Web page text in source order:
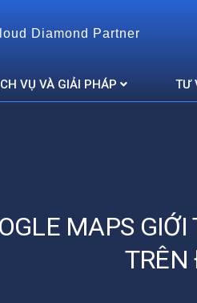
Diamond Partner
VỤ VÀ GIẢI PHÁP TƯ
MAPS